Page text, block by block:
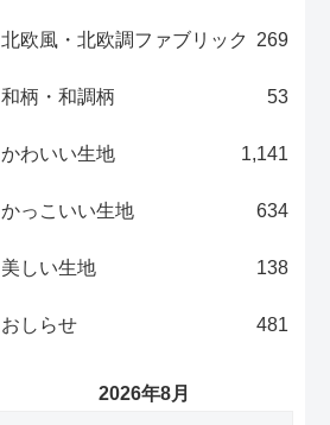
北欧風・北欧調ファブリック 269
和柄・和調柄 53
かわいい生地 1,141
かっこいい生地 634
美しい生地 138
おしらせ 481
2026年8月